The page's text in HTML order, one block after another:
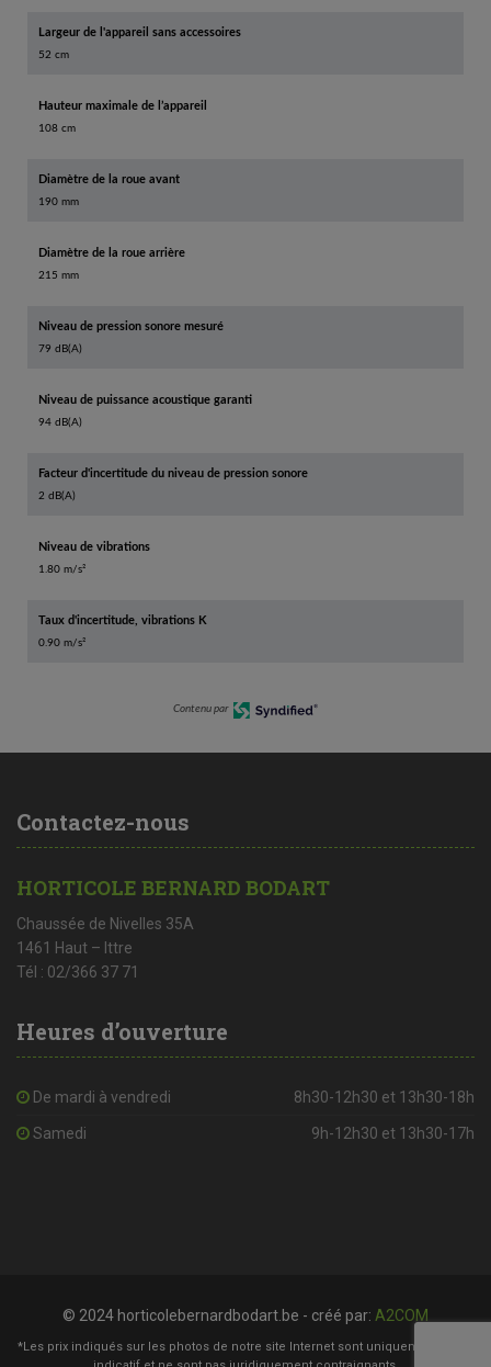
Largeur de l'appareil sans accessoires
52 cm
Hauteur maximale de l’appareil
108 cm
Diamètre de la roue avant
190 mm
Diamètre de la roue arrière
215 mm
Niveau de pression sonore mesuré
79 dB(A)
Niveau de puissance acoustique garanti
94 dB(A)
Facteur d'incertitude du niveau de pression sonore
2 dB(A)
Niveau de vibrations
1.80 m/s²
Taux d'incertitude, vibrations K
0.90 m/s²
Contenu par
Contactez-nous
HORTICOLE BERNARD BODART
Chaussée de Nivelles 35A
1461 Haut – Ittre
Tél : 02/366 37 71
Heures d’ouverture
De mardi à vendredi 8h30-12h30 et 13h30-18h
Samedi 9h-12h30 et 13h30-17h
© 2024 horticolebernardbodart.be - créé par: A2COM
*Les prix indiqués sur les photos de notre site Internet sont uniquement à titre